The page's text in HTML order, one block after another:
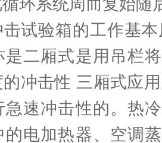
环系统周而复始随
击试验箱的工作基
是二厢式是用吊栏
冲击性 三厢式应
急速冲击性的。热
的电加热器、空调